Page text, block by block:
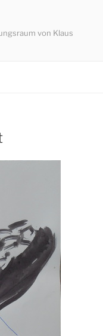
von Klaus